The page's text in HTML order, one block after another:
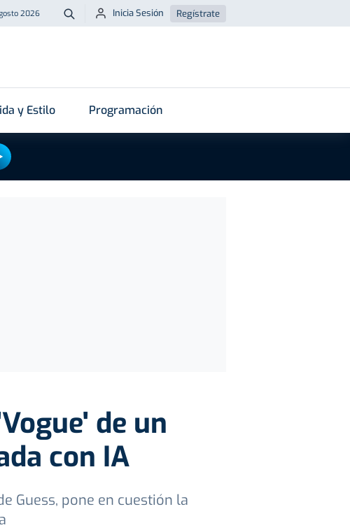
2026 Buscar
Inicia Sesión Regístrate
y Estilo Programación
de un
con IA
Guess, pone en cuestión la